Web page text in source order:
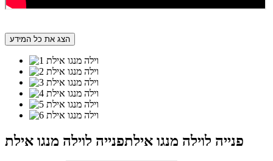
הצג את כל המידע
פנייה לוילה מנגו אילתפנייה לוילה מנגו אילת